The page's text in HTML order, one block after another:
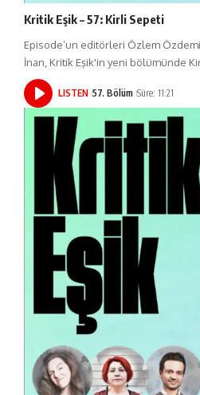
Kritik Eşik – 57: Kirli Sepeti
Episode’un editörleri Özlem
İnan, Kritik Eşik'in yeni bölümünde
LISTEN 57. Bölüm Süre: 11:21